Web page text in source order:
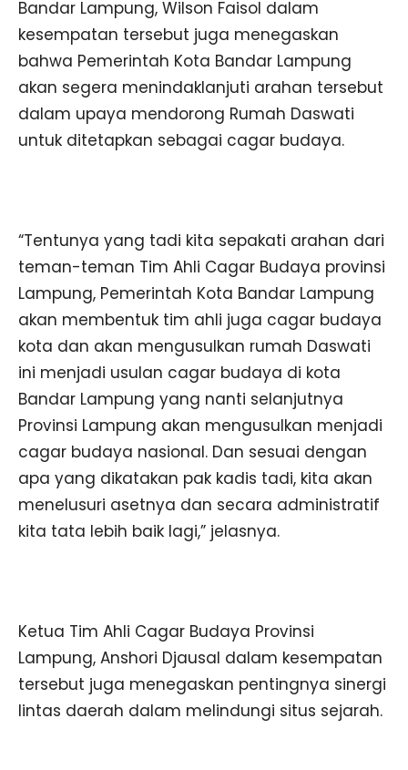
Bandar Lampung, Wilson Faisol dalam
kesempatan tersebut juga menegaskan
bahwa Pemerintah Kota Bandar Lampung
akan segera menindaklanjuti arahan tersebut
dalam upaya mendorong Rumah Daswati
untuk ditetapkan sebagai cagar budaya.
“Tentunya yang tadi kita sepakati arahan dari
teman-teman Tim Ahli Cagar Budaya provinsi
Lampung, Pemerintah Kota Bandar Lampung
akan membentuk tim ahli juga cagar budaya
kota dan akan mengusulkan rumah Daswati
ini menjadi usulan cagar budaya di kota
Bandar Lampung yang nanti selanjutnya
Provinsi Lampung akan mengusulkan menjadi
cagar budaya nasional. Dan sesuai dengan
apa yang dikatakan pak kadis tadi, kita akan
menelusuri asetnya dan secara administratif
kita tata lebih baik lagi,” jelasnya.
Ketua Tim Ahli Cagar Budaya Provinsi
Lampung, Anshori Djausal dalam kesempatan
tersebut juga menegaskan pentingnya sinergi
lintas daerah dalam melindungi situs sejarah.